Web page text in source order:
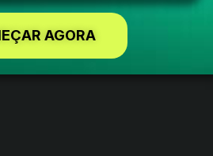
AGORA